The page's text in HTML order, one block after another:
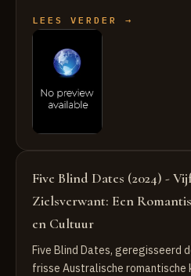
LEES VERDER →
Five Blind Dates (2024) -
Zielsverwant: Een
en Cultuur
Five Blind Dates, geregisseerd
frisse Australische romantische